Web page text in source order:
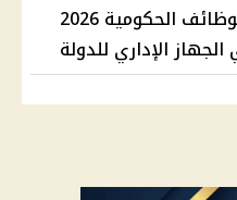
خطوات التسجيل في بوابة الوظائف الحكومية 2026
الإداري للدولة